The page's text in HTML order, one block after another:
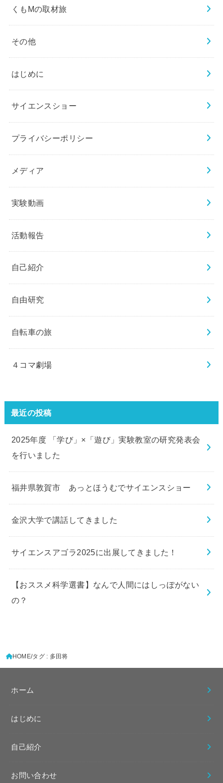
くもMの取材旅
その他
はじめに
サイエンスショー
プライバシーポリシー
メディア
実験動画
活動報告
自己紹介
自由研究
自転車の旅
４コマ劇場
最近の投稿
2025年度 「学び」×「遊び」実験教室の研究発表会
を行いました
福井県敦賀市 あっとほうむでサイエンスショー
金沢大学で講話してきました
サイエンスアゴラ2025に出展してきました！
【おススメ科学選書】なんで人間にはしっぽがない
の？
HOME タグ : 多田将
ホーム
はじめに
自己紹介
お問い合わせ